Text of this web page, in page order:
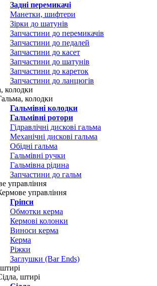
Задні перемикачі
Манетки, шифтери
Зірки до шатунів
Запчастини до перемикачів
Запчастини до педалей
Запчастини до касет
Запчастини до шатунів
Запчастини до кареток
Запчастини до ланцюгів
колодки
колодки
Гальмівні колодки
Гальмівні ротори
Гідравлічні дискові гальма
Механічні дискові гальма
Обідні гальма
Гальмівні ручки
Гальмівна рідина
Запчастини до гальм
управління
управління
Гріпси
Обмотки керма
Кермові колонки
Виноси керма
Керма
Ріжки
Заглушки (Bar Ends)
штирі